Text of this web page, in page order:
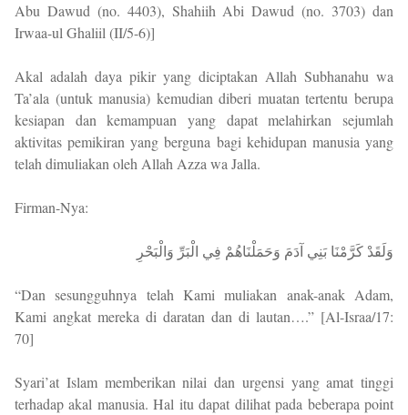
Abu Dawud (no. 4403), Shahiih Abi Dawud (no. 3703) dan
Irwaa-ul Ghaliil (II/5-6)]
Akal adalah daya pikir yang diciptakan Allah Subhanahu wa
Ta’ala (untuk manusia) kemudian diberi muatan tertentu berupa
kesiapan dan kemampuan yang dapat melahirkan sejumlah
aktivitas pemikiran yang berguna bagi kehidupan manusia yang
telah dimuliakan oleh Allah Azza wa Jalla.
Firman-Nya:
وَلَقَدْ كَرَّمْنَا بَنِي آدَمَ وَحَمَلْنَاهُمْ فِي الْبَرِّ وَالْبَحْرِ
“Dan sesungguhnya telah Kami muliakan anak-anak Adam,
Kami angkat mereka di daratan dan di lautan….” [Al-Israa/17:
70]
Syari’at Islam memberikan nilai dan urgensi yang amat tinggi
terhadap akal manusia. Hal itu dapat dilihat pada beberapa point